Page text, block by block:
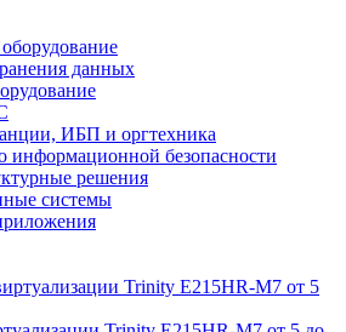
данных
ИБП и оргтехника
информационной безопасности
решения
системы